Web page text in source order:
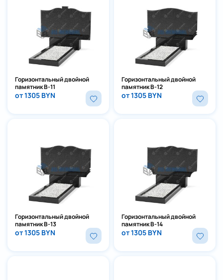
Горизонтальный двойной
памятник В-11
от 1305 BYN
Горизонтальный двойной
памятник В-12
от 1305 BYN
Горизонтальный двойной
памятник В-13
от 1305 BYN
Горизонтальный двойной
памятник В-14
от 1305 BYN